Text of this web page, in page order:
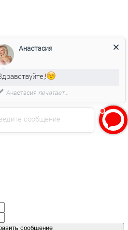
сообщение
Анастасия
Анастасия печатает...